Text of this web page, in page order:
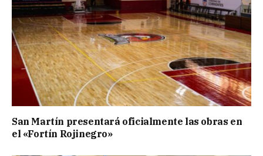
San Martín presentará oficialmente las obras en
el «Fortín Rojinegro»